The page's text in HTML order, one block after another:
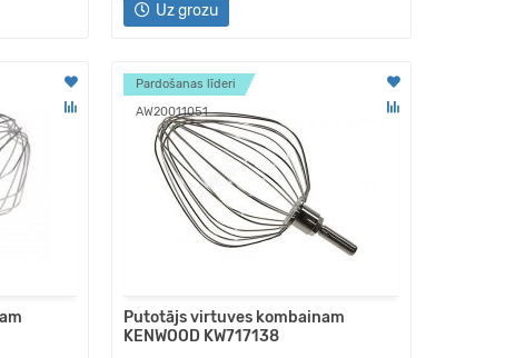
Uz grozu
Pardošanas līderi
AW20011051
Putotājs virtuves kombainam
KENWOOD KW717138